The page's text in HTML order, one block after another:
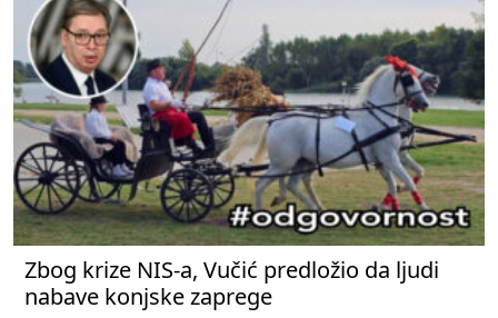
Zbog krize NIS-a, Vučić predložio da ljudi
nabave konjske zaprege